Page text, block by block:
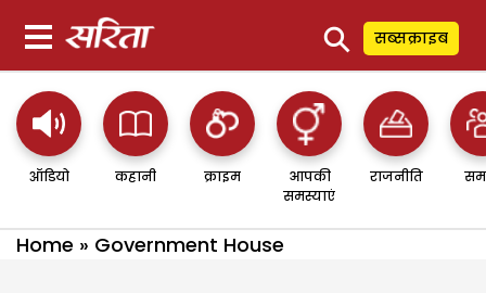
⚲ सब्सक्राइब
ऑडियो कहानी क्राइम
आपकी
समस्याएं
राजनीति
Home » Government House